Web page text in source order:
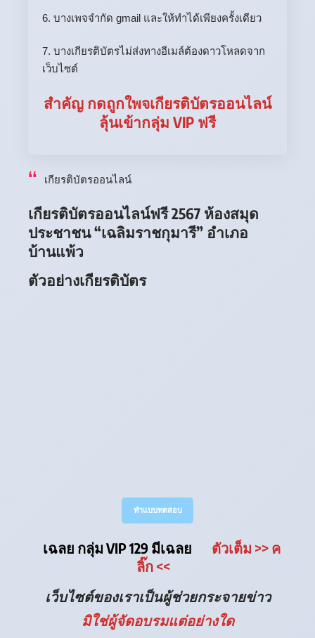
6. บางเพจจำกัด gmail และให้ทำได้เพียงครั้งเดียว
7. บางเกียรติบัตรไม่ส่งทางอีเมล์ต้องดาวโหลดจาก
เว็บไซต์
สำคัญ กดถูกใพจเกียรติบัตรออนไลน์
ลุ้นเข้ากลุ่ม VIP ฟรี
เกียรติบัตรออนไลน์
เกียรติบัตรออนไลน์ฟรี 2567 ห้องสมุด
ประชาชน “เฉลิมราชกุมารี” อำเภอ
บ้านแพ้ว
ตัวอย่างเกียรติบัตร
ทำแบบทดสอบ
เฉลย กลุ่ม VIP 129 มีเฉลย ตัวเต็ม >> ค
ลิ๊ก <<
เว็บไซต์ของเราเป็นผู้ช่วยกระจายข่าว
มิใช่ผู้จัดอบรมแต่อย่างใด